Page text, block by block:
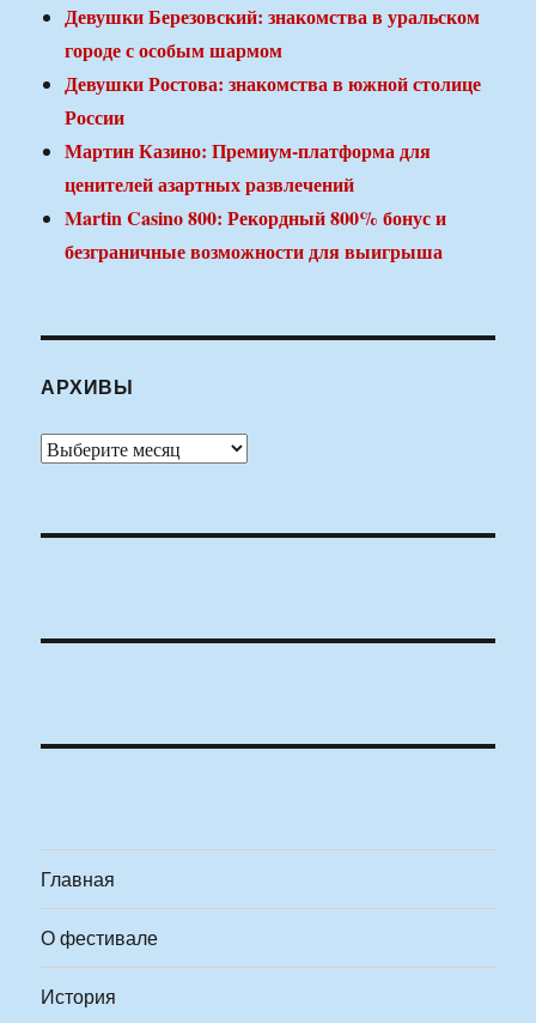
Девушки Березовский: знакомства в уральском
городе с особым шармом
Девушки Ростова: знакомства в южной столице
России
Мартин Казино: Премиум-платформа для
ценителей азартных развлечений
Martin Casino 800: Рекордный 800% бонус и
безграничные возможности для выигрыша
АРХИВЫ
Архивы
Главная
О фестивале
История